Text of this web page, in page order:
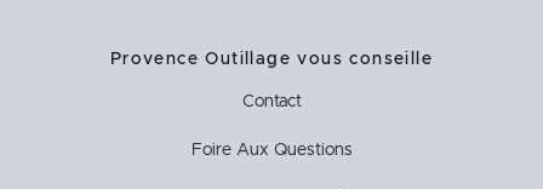
Provence Outillage vous conseille
Contact
Foire Aux Questions